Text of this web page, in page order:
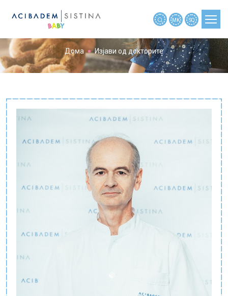
ПЛАНИРАЊЕ БРЕМЕНОСТ
БРЕМЕНОСТ ПО НЕДЕЛИ
БЕБЕ
ДЕТЕ
НОВОСТИ
МАЈКИТЕ РАСКАЖАА
МАЈКИТЕ ПРАШАА
Е-библиотека
MK SQ
Дома Изјави од докторите